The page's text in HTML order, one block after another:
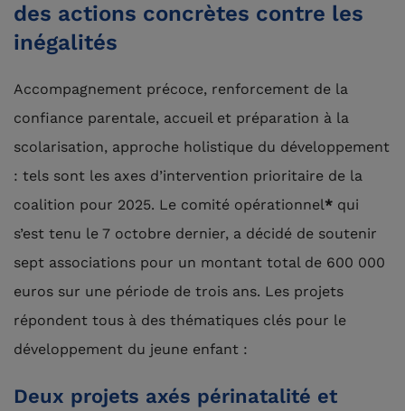
des actions concrètes contre les
inégalités
Accompagnement précoce, renforcement de la
confiance parentale, accueil et préparation à la
scolarisation, approche holistique du développement
: tels sont les axes d’intervention prioritaire de la
coalition pour 2025. Le comité opérationnel* qui
s’est tenu le 7 octobre dernier, a décidé de soutenir
sept associations pour un montant total de 600 000
euros sur une période de trois ans. Les projets
répondent tous à des thématiques clés pour le
développement du jeune enfant :
Deux projets axés périnatalité et